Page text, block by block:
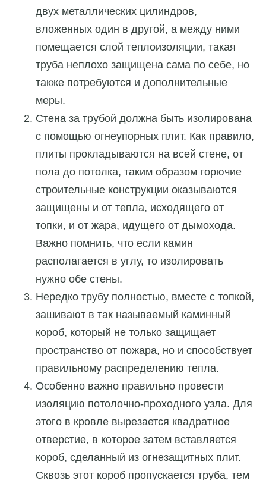
двух металлических цилиндров,
вложенных один в другой, а между ними
помещается слой теплоизоляции, такая
труба неплохо защищена сама по себе, но
также потребуются и дополнительные
меры.
Стена за трубой должна быть изолирована
с помощью огнеупорных плит. Как правило,
плиты прокладываются на всей стене, от
пола до потолка, таким образом горючие
строительные конструкции оказываются
защищены и от тепла, исходящего от
топки, и от жара, идущего от дымохода.
Важно помнить, что если камин
располагается в углу, то изолировать
нужно обе стены.
Нередко трубу полностью, вместе с топкой,
зашивают в так называемый каминный
короб, который не только защищает
пространство от пожара, но и способствует
правильному распределению тепла.
Особенно важно правильно провести
изоляцию потолочно-проходного узла. Для
этого в кровле вырезается квадратное
отверстие, в которое затем вставляется
короб, сделанный из огнезащитных плит.
Сквозь этот короб пропускается труба, тем